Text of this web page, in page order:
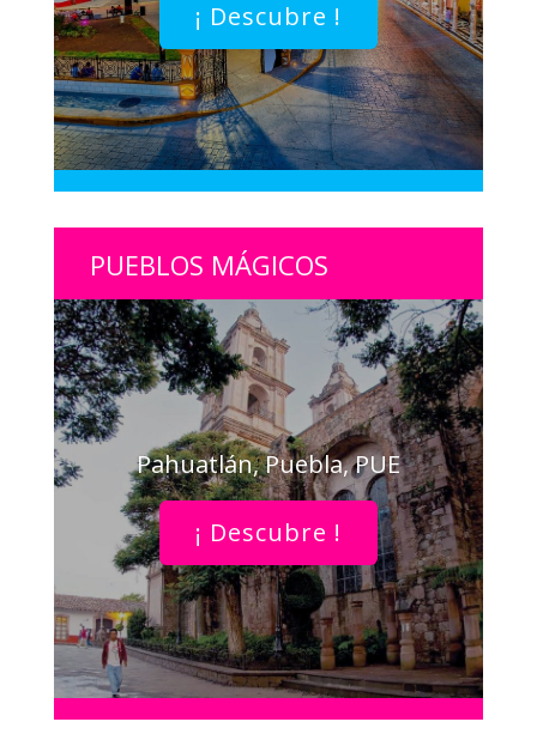
¡ Descubre !
PUEBLOS MÁGICOS
Pahuatlán, Puebla, PUE
¡ Descubre !